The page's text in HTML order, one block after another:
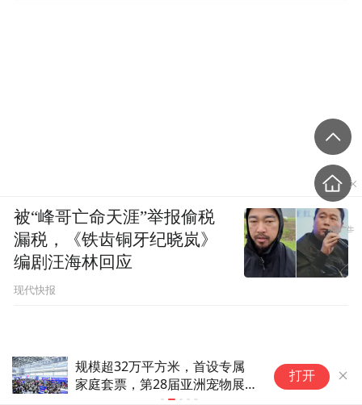
​规模超32万平方米，首设专属
家庭套票，第28届亚洲宠物展
打开
被“峰哥亡命天涯”举报偷税
漏税，《铁齿铜牙纪晓岚》
编剧汪海林回应
现代快报